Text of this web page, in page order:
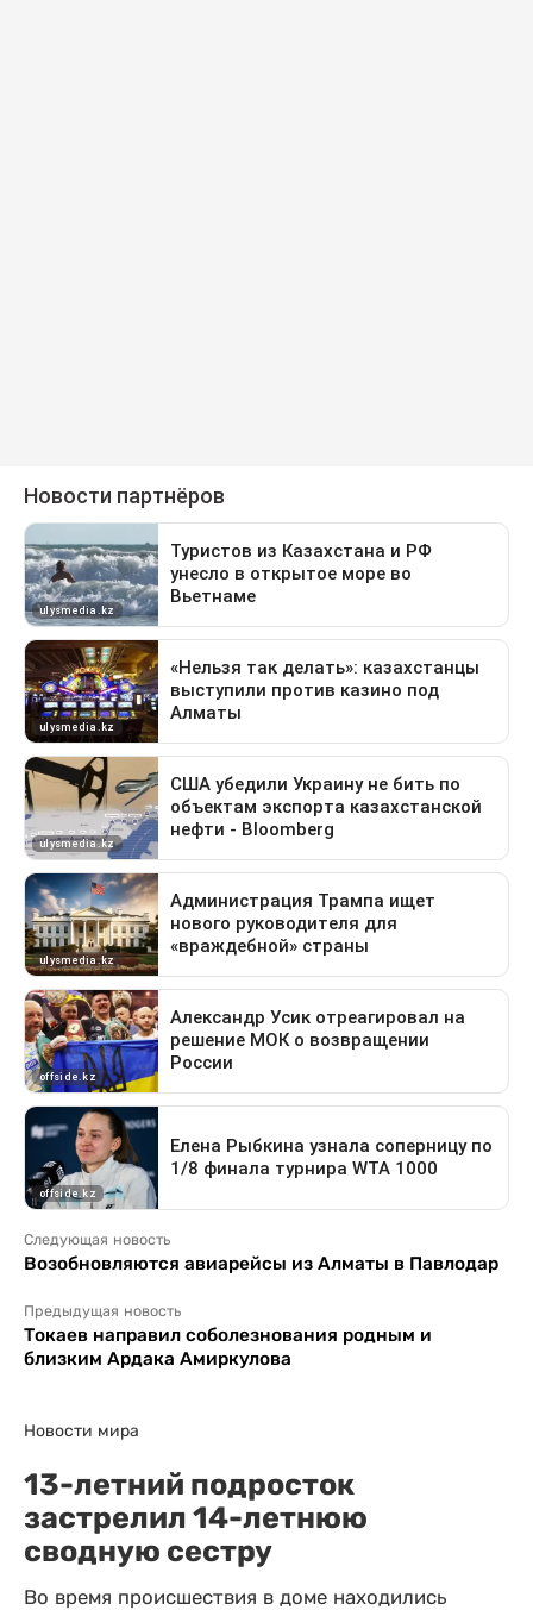
Следующая новость
Возобновляются авиарейсы из Алматы в Павлодар
Предыдущая новость
Токаев направил соболезнования родным и
близким Ардака Амиркулова
Новости мира
13-летний подросток
застрелил 14-летнюю
сводную сестру
Во время происшествия в доме находились